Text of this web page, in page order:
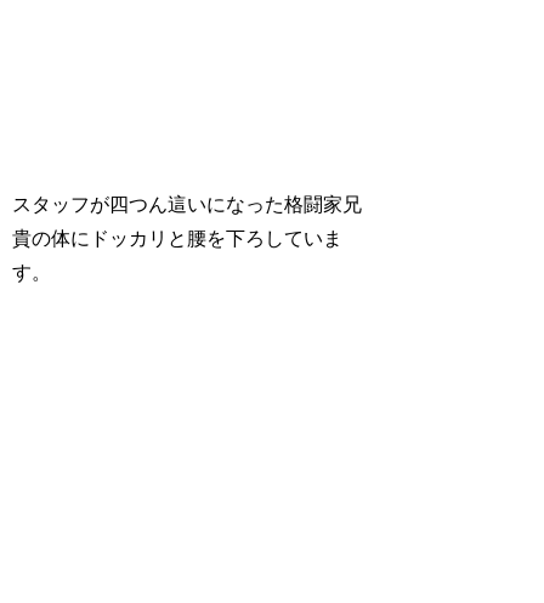
スタッフが四つん這いになった格闘家兄
貴の体にドッカリと腰を下ろしていま
す。